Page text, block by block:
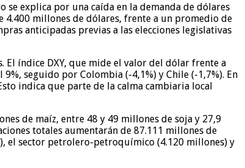
explica por una caída en la demanda de dólares
millones de dólares, frente a un promedio de
anticipadas previas a las elecciones legislativas
El índice DXY, que mide el valor del dólar frente a
seguido por Colombia (-4,1%) y Chile (-1,7%). En
indica que parte de la calma cambiaria local
de maíz, entre 48 y 49 millones de soja y 27,9
totales aumentarán de 87.111 millones de
el sector petrolero-petroquímico (4.120 millones) y